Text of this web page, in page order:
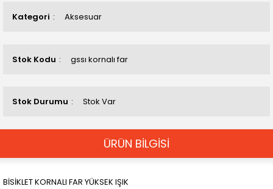
Kategori Aksesuar
Stok Kodu gssı kornalı far
Stok Durumu Stok Var
ÜRÜN BİLGİSİ
BİSİKLET KORNALI FAR YÜKSEK IŞIK